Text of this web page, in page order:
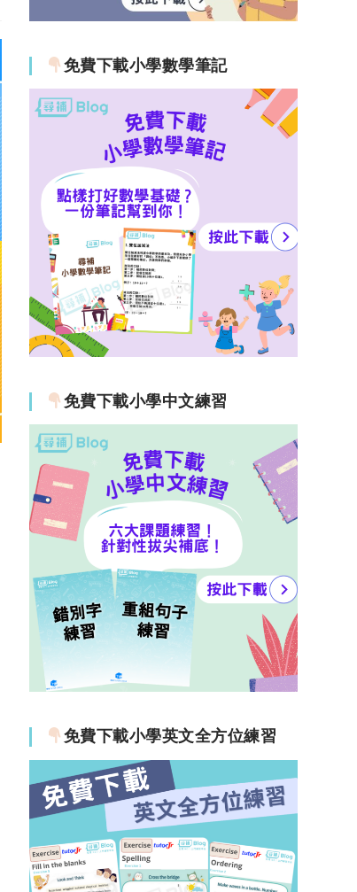
免費下載小學數學筆記
免費下載小學中文練習
免費下載小學英文全方位練習